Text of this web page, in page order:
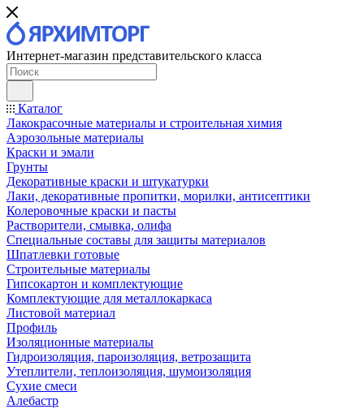
Интернет-магазин представительского класса
Каталог
Лакокрасочные материалы и строительная химия
Аэрозольные материалы
Краски и эмали
Грунты
Декоративные краски и штукатурки
Лаки, декоративные пропитки, морилки, антисептики
Колеровочные краски и пасты
Растворители, смывка, олифа
Специальные составы для защиты материалов
Шпатлевки готовые
Строительные материалы
Гипсокартон и комплектующие
Комплектующие для металлокаркаса
Листовой материал
Профиль
Изоляционные материалы
Гидроизоляция, пароизоляция, ветрозащита
Утеплители, теплоизоляция, шумоизоляция
Сухие смеси
Алебастр